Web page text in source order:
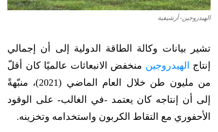
الهيدروجين- أرشيفية
تشير بيانات وكالة الطاقة الدولية إلى أن إجمالي
إنتاج الهيدروجين منخفض الانبعاثات عالميًا كان أقلّ
من مليون طن خلال العام الماضي (2021)، منبّهةً
إلى أن إنتاجه كان يعتمد -في الغالب- على الوقود
الأحفوري مع التقاط الكربون واستخدامه وتخزينه.